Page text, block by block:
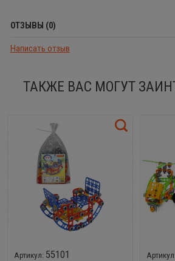
ОТЗЫВЫ (0)
Написать отзыв
ТАКЖЕ ВАС МОГУТ
55101